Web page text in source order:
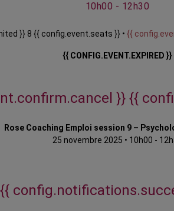
10h00 - 12h30
}} 8 {{ config.event.seats }} • {{
{{ CONFIG.EVENT.EXPIRED }}
}} {{
Rose Coaching Emploi session 9 –
25 novembre 2025 • 10h00 -
{{